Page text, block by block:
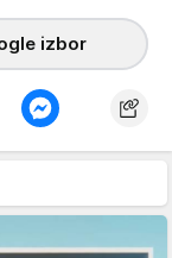
izbor